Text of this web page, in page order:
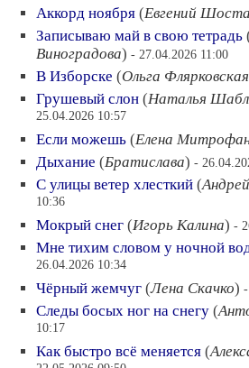
Аккорд ноября (Евгений
Записываю май в свою тетрадь
Виноградова) - 27.04.2026 11:00
В Изборске (Ольга Флярковская
Грушевый слон (Наталья
25.04.2026 10:57
Если можешь (Елена
Дыхание (Братислава) -
С улицы ветер хлесткий (
10:36
Мокрый снег (Игорь Калина) -
Мне тихим словом у ночной
26.04.2026 10:34
Чёрный жемчуг (Лена Скачко)
Следы босых ног на снегу (
10:17
Как быстро всё меняется (